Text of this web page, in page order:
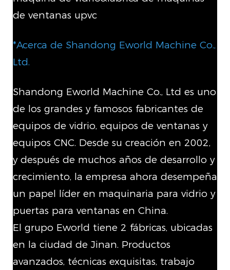
de ventanas upvc
*Acerca de Shandong Eworld Machine Co.,
Ltd.
Shandong Eworld Machine Co., Ltd es uno
de los grandes y famosos fabricantes de
equipos de vidrio, equipos de ventanas y
equipos CNC. Desde su creación en 2002,
y después de muchos años de desarrollo y
crecimiento, la empresa ahora desempeña
un papel líder en maquinaria para vidrio y
puertas para ventanas en China.
El grupo Eworld tiene 2 fábricas, ubicadas
en la ciudad de Jinan. Productos
avanzados, técnicas exquisitas, trabajo